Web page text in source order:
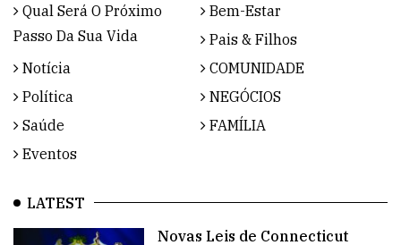
Qual Será O Próximo
Passo Da Sua Vida
Bem-Estar
Pais & Filhos
Notícia
COMUNIDADE
Política
NEGÓCIOS
Saúde
FAMÍLIA
Eventos
LATEST
Novas Leis de Connecticut